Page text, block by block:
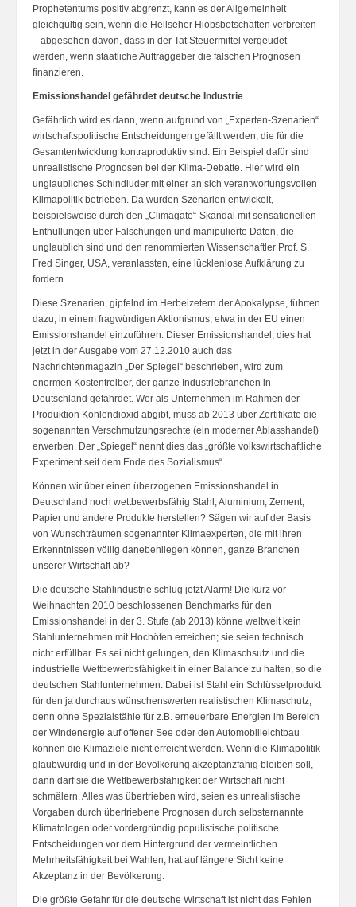
Prophetentums positiv abgrenzt, kann es der Allgemeinheit
gleichgültig sein, wenn die Hellseher Hiobsbotschaften verbreiten
– abgesehen davon, dass in der Tat Steuermittel vergeudet
werden, wenn staatliche Auftraggeber die falschen Prognosen
finanzieren.
Emissionshandel gefährdet deutsche Industrie
Gefährlich wird es dann, wenn aufgrund von „Experten-Szenarien“
wirtschaftspolitische Entscheidungen gefällt werden, die für die
Gesamtentwicklung kontraproduktiv sind. Ein Beispiel dafür sind
unrealistische Prognosen bei der Klima-Debatte. Hier wird ein
unglaubliches Schindluder mit einer an sich verantwortungsvollen
Klimapolitik betrieben. Da wurden Szenarien entwickelt,
beispielsweise durch den „Climagate“-Skandal mit sensationellen
Enthüllungen über Fälschungen und manipulierte Daten, die
unglaublich sind und den renommierten Wissenschaftler Prof. S.
Fred Singer, USA, veranlassten, eine lücklenlose Aufklärung zu
fordern.
Diese Szenarien, gipfelnd im Herbeizetern der Apokalypse, führten
dazu, in einem fragwürdigen Aktionismus, etwa in der EU einen
Emissionshandel einzuführen. Dieser Emissionshandel, dies hat
jetzt in der Ausgabe vom 27.12.2010 auch das
Nachrichtenmagazin „Der Spiegel“ beschrieben, wird zum
enormen Kostentreiber, der ganze Industriebranchen in
Deutschland gefährdet. Wer als Unternehmen im Rahmen der
Produktion Kohlendioxid abgibt, muss ab 2013 über Zertifikate die
sogenannten Verschmutzungsrechte (ein moderner Ablasshandel)
erwerben. Der „Spiegel“ nennt dies das „größte volkswirtschaftliche
Experiment seit dem Ende des Sozialismus“.
Können wir über einen überzogenen Emissionshandel in
Deutschland noch wettbewerbsfähig Stahl, Aluminium, Zement,
Papier und andere Produkte herstellen? Sägen wir auf der Basis
von Wunschträumen sogenannter Klimaexperten, die mit ihren
Erkenntnissen völlig danebenliegen können, ganze Branchen
unserer Wirtschaft ab?
Die deutsche Stahlindustrie schlug jetzt Alarm! Die kurz vor
Weihnachten 2010 beschlossenen Benchmarks für den
Emissionshandel in der 3. Stufe (ab 2013) könne weltweit kein
Stahlunternehmen mit Hochöfen erreichen; sie seien technisch
nicht erfüllbar. Es sei nicht gelungen, den Klimaschsutz und die
industrielle Wettbewerbsfähigkeit in einer Balance zu halten, so die
deutschen Stahlunternehmen. Dabei ist Stahl ein Schlüsselprodukt
für den ja durchaus wünschenswerten realistischen Klimaschutz,
denn ohne Spezialstähle für z.B. erneuerbare Energien im Bereich
der Windenergie auf offener See oder den Automobilleichtbau
können die Klimaziele nicht erreicht werden. Wenn die Klimapolitik
glaubwürdig und in der Bevölkerung akzeptanzfähig bleiben soll,
dann darf sie die Wettbewerbsfähigkeit der Wirtschaft nicht
schmälern. Alles was übertrieben wird, seien es unrealistische
Vorgaben durch übertriebene Prognosen durch selbsternannte
Klimatologen oder vordergründig populistische politische
Entscheidungen vor dem Hintergrund der vermeintlichen
Mehrheitsfähigkeit bei Wahlen, hat auf längere Sicht keine
Akzeptanz in der Bevölkerung.
Die größte Gefahr für die deutsche Wirtschaft ist nicht das Fehlen